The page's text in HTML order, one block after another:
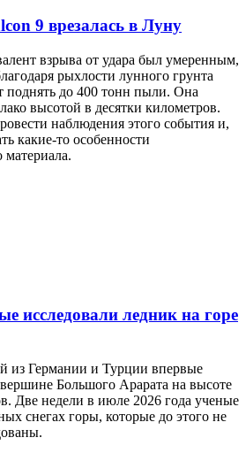
9 врезалась в Луну
взрыва от удара был умеренным,
рыхлости лунного грунта
до 400 тонн пыли. Она
высотой в десятки километров.
наблюдения этого события и,
какие-то особенности
исследовали ледник на горе
из Германии и Турции впервые
Большого Арарата на высоте
Две недели в июле 2026 года ученые
снегах горы, которые до этого не